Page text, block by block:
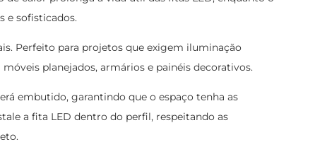
e sofisticados.
Perfeito para projetos que exigem iluminação
planejados, armários e painéis decorativos.
embutido, garantindo que o espaço tenha as
a fita LED dentro do perfil, respeitando as